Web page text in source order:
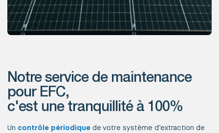
Notre service de maintenance
pour EFC,
c'est une tranquillité à 100%
Un contrôle périodique de votre système d’extraction de